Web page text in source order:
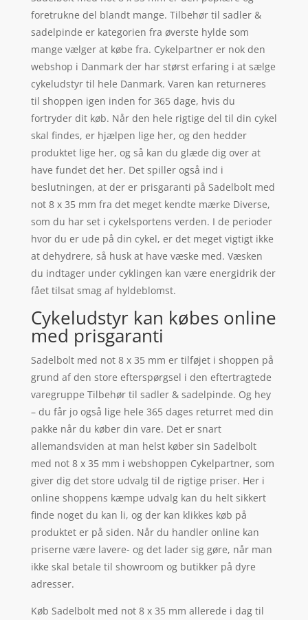
foretrukne del blandt mange. Tilbehør til sadler &
sadelpinde er kategorien fra øverste hylde som
mange vælger at købe fra. Cykelpartner er nok den
webshop i Danmark der har størst erfaring i at sælge
cykeludstyr til hele Danmark. Varen kan returneres
til shoppen igen inden for 365 dage, hvis du
fortryder dit køb. Når den hele rigtige del til din cykel
skal findes, er hjælpen lige her, og den hedder
produktet lige her, og så kan du glæde dig over at
have fundet det her. Det spiller også ind i
beslutningen, at der er prisgaranti på Sadelbolt med
not 8 x 35 mm fra det meget kendte mærke Diverse,
som du har set i cykelsportens verden. I de perioder
hvor du er ude på din cykel, er det meget vigtigt ikke
at dehydrere, så husk at have væske med. Væsken
du indtager under cyklingen kan være energidrik der
fået tilsat smag af hyldeblomst.
Cykeludstyr kan købes online
med prisgaranti
Sadelbolt med not 8 x 35 mm er tilføjet i shoppen på
grund af den store efterspørgsel i den eftertragtede
varegruppe Tilbehør til sadler & sadelpinde. Og hey
– du får jo også lige hele 365 dages returret med din
pakke når du køber din vare. Det er snart
allemandsviden at man helst køber sin Sadelbolt
med not 8 x 35 mm i webshoppen Cykelpartner, som
giver dig det store udvalg til de rigtige priser. Her i
online shoppens kæmpe udvalg kan du helt sikkert
finde noget du kan li, og der kan klikkes køb på
produktet er på siden. Når du handler online kan
priserne være lavere- og det lader sig gøre, når man
ikke skal betale til showroom og butikker på dyre
adresser.
Køb Sadelbolt med not 8 x 35 mm allerede i dag til